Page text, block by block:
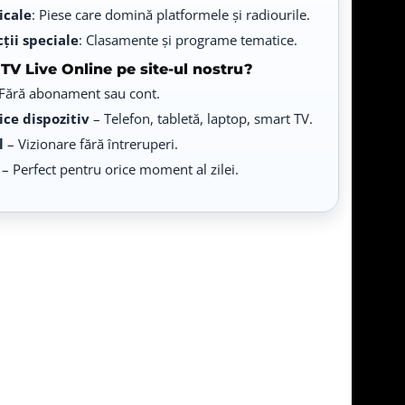
Taraf TV
Live TV
Balcan Music
Live TV
Favorit TV
Live TV
Etno TV LIVE
: Piese care domină platformele și radiourile.
speciale: Clasamente și programe tematice.
Live Online pe site-ul nostru?
abonament sau cont.
dispozitiv– Telefon, tabletă, laptop, smart TV.
– Vizionare fără întreruperi.
– Perfect pentru orice moment al zilei.